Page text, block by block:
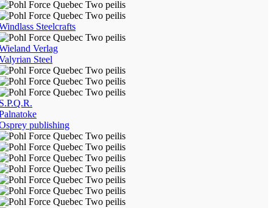
Steelcrafts
Verlag
Steel
publishing